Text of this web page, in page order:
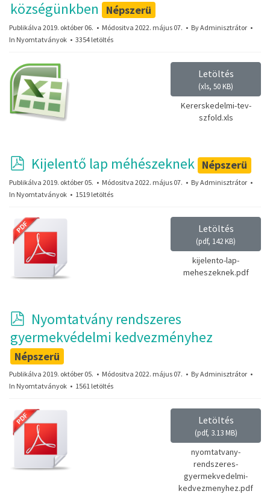
p
r
e
a
d
s
h
községünkben
Népszerü
Publikálva 2019. október 06. Módositva 2022. május 07. ByAdminisztrátor
In Nyomtatványok 3354 letöltés
Letöltés
(xls, 50 KB)
Kererskedelmi-tev-
szfold.xls
p
d
f
Kijelentő lap méhészeknek Népszerü
Publikálva 2019. október 05. Módositva 2022. május 07. ByAdminisztrátor
In Nyomtatványok 1519 letöltés
Letöltés
(pdf, 142 KB)
kijelento-lap-
meheszeknek.pdf
p
d
f
Nyomtatvány rendszeres
gyermekvédelmi kedvezményhez
Népszerü
Publikálva 2019. október 05. Módositva 2022. május 07. ByAdminisztrátor
In Nyomtatványok 1561 letöltés
Letöltés
(pdf, 3.13 MB)
nyomtatvany-
rendszeres-
gyermekvedelmi-
kedvezmenyhez.pdf